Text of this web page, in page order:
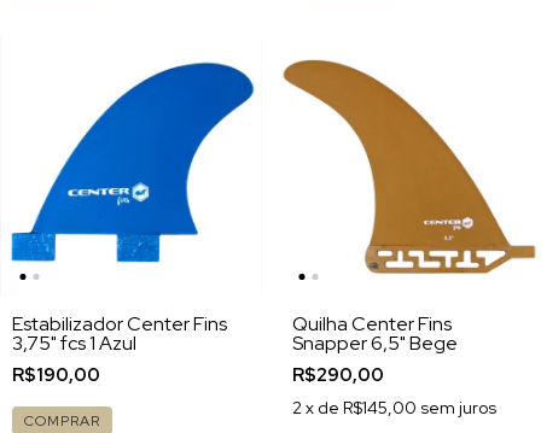
Estabilizador Center Fins
3,75" fcs 1 Azul
R$190,00
COMPRAR
Quilha Center Fins
Snapper 6,5" Bege
R$290,00
2x de R$145,00 sem juros